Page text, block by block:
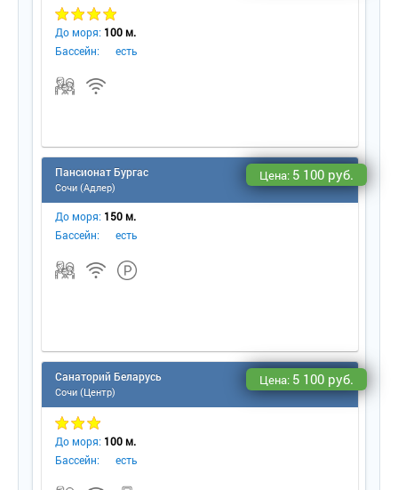
До моря: 100 м.
Бассейн:
есть
Пансионат Бургас
Сочи (Адлер)
Цена: 5 100 руб.
До моря: 150 м.
Бассейн:
есть
Санаторий Беларусь
Сочи (Центр)
Цена: 5 100 руб.
До моря: 100 м.
Бассейн:
есть